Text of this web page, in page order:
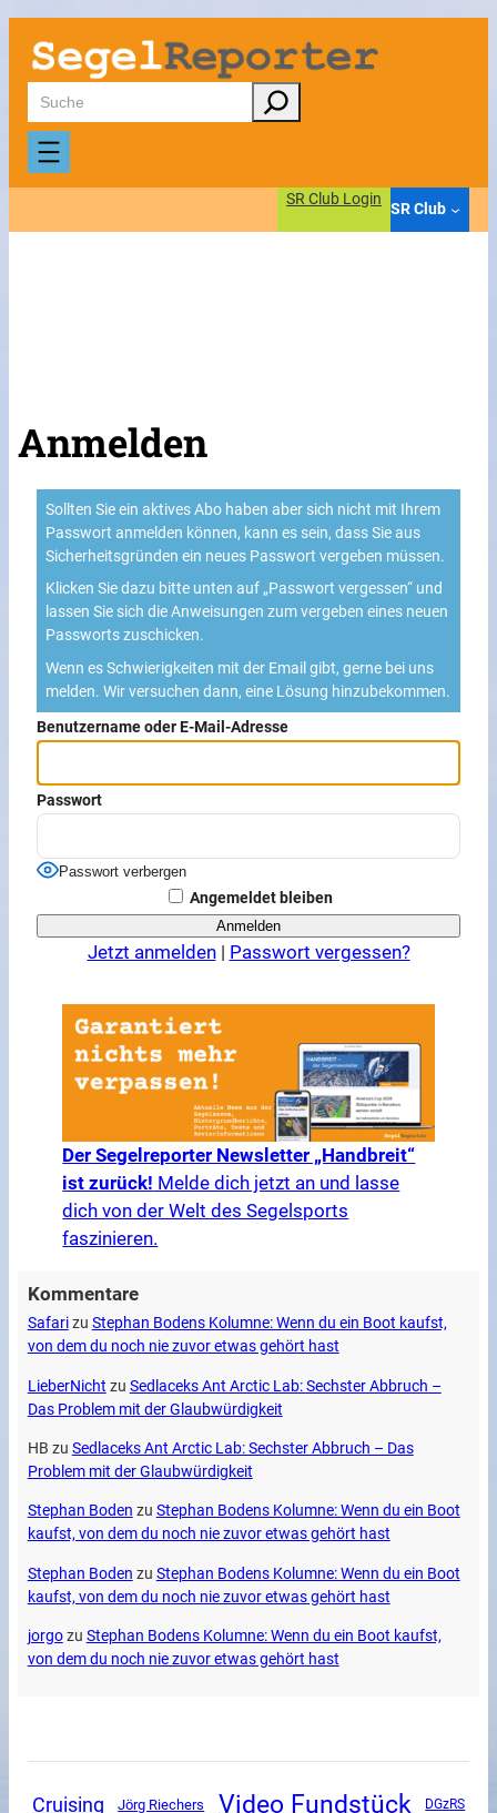
Suchen
SR Club Login
SR Club
Anmelden
Sollten Sie ein aktives Abo haben aber sich nicht mit Ihrem
Passwort anmelden können, kann es sein, dass Sie aus
Sicherheitsgründen ein neues Passwort vergeben müssen.
Klicken Sie dazu bitte unten auf „Passwort vergessen“ und
lassen Sie sich die Anweisungen zum vergeben eines neuen
Passworts zuschicken.
Wenn es Schwierigkeiten mit der Email gibt, gerne bei uns
melden. Wir versuchen dann, eine Lösung hinzubekommen.
Benutzername oder E-Mail-Adresse
Passwort
Passwort verbergen
Angemeldet bleiben
Jetzt anmelden| Passwort vergessen?
Der Segelreporter Newsletter „Handbreit“
ist zurück! Melde dich jetzt an und lasse
dich von der Welt des Segelsports
faszinieren.
Kommentare
Safarizu Stephan Bodens Kolumne: Wenn du ein Boot kaufst,
von dem du noch nie zuvor etwas gehört hast
LieberNicht zu Sedlaceks Ant Arctic Lab: Sechster Abbruch –
Das Problem mit der Glaubwürdigkeit
HB zu Sedlaceks Ant Arctic Lab: Sechster Abbruch – Das
Problem mit der Glaubwürdigkeit
Stephan Boden zu Stephan Bodens Kolumne: Wenn du ein Boot
kaufst, von dem du noch nie zuvor etwas gehört hast
Stephan Boden zu Stephan Bodens Kolumne: Wenn du ein Boot
kaufst, von dem du noch nie zuvor etwas gehört hast
jorgozu Stephan Bodens Kolumne: Wenn du ein Boot kaufst,
von dem du noch nie zuvor etwas gehört hast
Cruising Jörg Riechers Video Fundstück DGzRS